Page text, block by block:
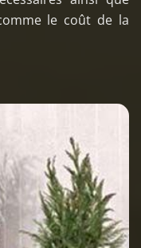
le coût de la